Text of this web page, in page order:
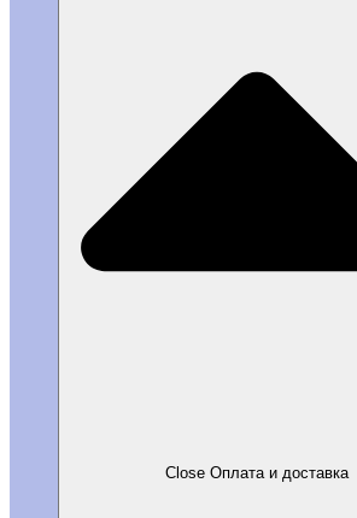
Close Оплата и доставка